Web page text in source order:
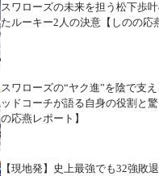
スワローズの未来を担う松下歩
たルーキー2人の決意【しのの応
スワローズの“ヤク進”を陰で支
ッドコーチが語る自身の役割と
の応燕レポート】
【現地発】史上最強でも32強敗